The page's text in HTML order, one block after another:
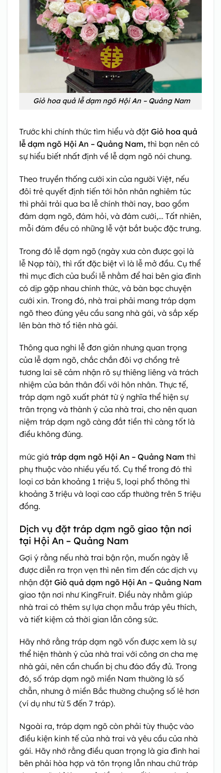
Giỏ hoa quả lễ dạm ngõ Hội An – Quảng Nam
Trước khi chính thức tìm hiểu và đặt Giỏ hoa quả
lễ dạm ngõ Hội An – Quảng Nam, thì bạn nên có
sự hiểu biết nhất định về lễ dạm ngõ nói chung.
Theo truyền thống cưới xin của người Việt, nếu
đôi trẻ quyết định tiến tới hôn nhân nghiêm túc
thì phải trải qua ba lễ chính thời nay, bao gồm
đám dạm ngõ, đám hỏi, và đám cưới,… Tất nhiên,
mỗi đám đều có những lễ vật bắt buộc đặc trưng.
Trong đó lễ dạm ngõ (ngày xưa còn được gọi là
lễ Nạp tài), thì rất đặc biệt vì là lễ mở đầu. Cụ thể
thì mục đích của buổi lễ nhằm để hai bên gia đình
có dịp gặp nhau chính thức, và bàn bạc chuyện
cưới xin. Trong đó, nhà trai phải mang tráp dạm
ngõ theo đúng yêu cầu sang nhà gái, và sắp xếp
lên bàn thờ tổ tiên nhà gái.
Thông qua nghi lễ đơn giản nhưng quan trọng
của lễ dạm ngõ, chắc chắn đôi vợ chồng trẻ
tương lai sẽ cảm nhận rõ sự thiêng liêng và trách
nhiệm của bản thân đối với hôn nhân. Thực tế,
tráp dạm ngõ xuất phát từ ý nghĩa thể hiện sự
trân trọng và thành ý của nhà trai, cho nên quan
niệm tráp dạm ngõ càng đắt tiền thì càng tốt là
điều không đúng.
mức giá tráp dạm ngõ Hội An – Quảng Nam thì
phụ thuộc vào nhiều yếu tố. Cụ thể trong đó thì
loại cơ bản khoảng 1 triệu 5, loại phổ thông thì
khoảng 3 triệu và loại cao cấp thường trên 5 triệu
đồng.
Dịch vụ đặt tráp dạm ngõ giao tận nơi
tại Hội An – Quảng Nam
Gợi ý rằng nếu nhà trai bận rộn, muốn ngày lễ
được diễn ra trọn vẹn thì nên tìm đến các dịch vụ
nhận đặt Giỏ quả dạm ngõ Hội An – Quảng Nam
giao tận nơi như KingFruit. Điều này nhằm giúp
nhà trai có thêm sự lựa chọn mẫu tráp yêu thích,
và tiết kiệm cả thời gian lẫn công sức.
Hãy nhớ rằng tráp dạm ngõ vốn được xem là sự
thể hiện thành ý của nhà trai với công ơn cha mẹ
nhà gái, nên cần chuẩn bị chu đáo đầy đủ. Trong
đó, số tráp dạm ngõ miền Nam thường là số
chẵn, nhưng ở miền Bắc thường chuộng số lẻ hơn
(ví dụ như từ 5 đến 7 tráp).
Ngoài ra, tráp dạm ngõ còn phải tùy thuộc vào
điều kiện kinh tế của nhà trai và yêu cầu của nhà
gái. Hãy nhớ rằng điều quan trọng là gia đình hai
bên phải hòa hợp và tôn trọng lẫn nhau chứ tráp